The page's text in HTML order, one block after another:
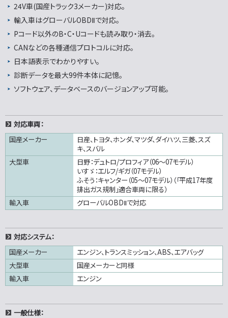
24V車(国産トラック3メーカー)対応。
輸入車はグローバルOBDⅡで対応。
Pコード以外のB・C・Uコードも読み取り・消去。
CANなどの各種通信プロトコルに対応。
日本語表示でわかりやすい。
診断データを最大99件本体に記憶。
ソフトウェア、データベースのバージョンアップ可能。
対応車両：
国産メーカー
日産、トヨタ、ホンダ、マツダ、ダイハツ、三菱、スズ
キ、スバル
大型車
日野：デュトロ/プロフィア（06～07モデル）
いすゞ：エルフ/ギガ（07モデル）
ふそう：キャンター（05～07モデル）（「平成17年度
排出ガス規制」適合車両に限る）
輸入車
グローバルOBDⅡで対応
対応システム：
国産メーカー
エンジン、トランスミッション、ABS、エアバッグ
大型車
国産メーカーと同様
輸入車
エンジン
一般仕様：